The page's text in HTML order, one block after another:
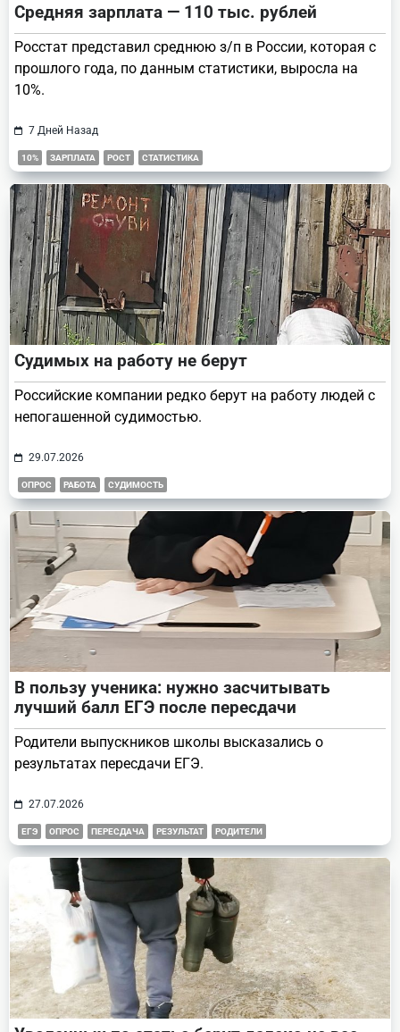
Средняя зарплата — 110 тыс. рублей
Росстат представил среднюю з/п в России, которая с
прошлого года, по данным статистики, выросла на
10%.
7 Дней Назад
10% ЗАРПЛАТА РОСТ СТАТИСТИКА
Судимых на работу не берут
Российские компании редко берут на работу людей с
непогашенной судимостью.
29.07.2026
ОПРОС РАБОТА СУДИМОСТЬ
В пользу ученика: нужно засчитывать
лучший балл ЕГЭ после пересдачи
Родители выпускников школы высказались о
результатах пересдачи ЕГЭ.
27.07.2026
ЕГЭ ОПРОС ПЕРЕСДАЧА РЕЗУЛЬТАТ РОДИТЕЛИ